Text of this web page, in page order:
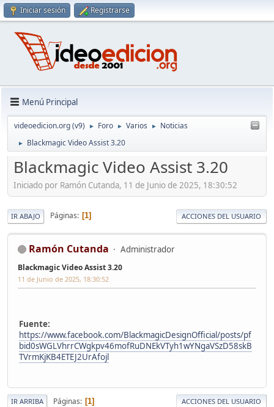
Iniciar sesión Registrarse
Menú Principal
videoedicion.org (v9) ► Foro ► Varios ► Noticias
► Blackmagic Video Assist 3.20
Blackmagic Video Assist 3.20
Iniciado por Ramón Cutanda, 11 de Junio de 2025, 18:30:52
IR ABAJO Páginas 1 ACCIONES DEL USUARIO
Ramón Cutanda Administrador
Blackmagic Video Assist 3.20
11 de Junio de 2025, 18:30:52
Fuente:
https://www.facebook.com/BlackmagicDesignOfficial/posts/pf
bid0sWGLVhrrCWgkpv46mofRuDNEkVTyh1wYNgaVSzD58skB
TVrmKjKB4ETEJ2UrAfojl
IR ARRIBA Páginas 1 ACCIONES DEL USUARIO